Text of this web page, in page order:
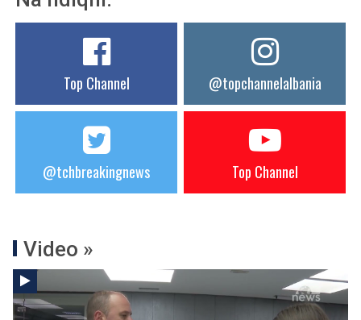
Top Channel @topchannelalbania
@tchbreakingnews Top Channel
Video »